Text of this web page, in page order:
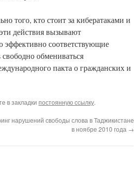
того, кто стоит за кибератаками и
действия вызывают
эффективно соответствующие
свободно обмениваться
пакта о гражданских и
в закладки постоянную ссылку.
нарушений свободы слова в Таджикистане
в ноябре 2010 года →